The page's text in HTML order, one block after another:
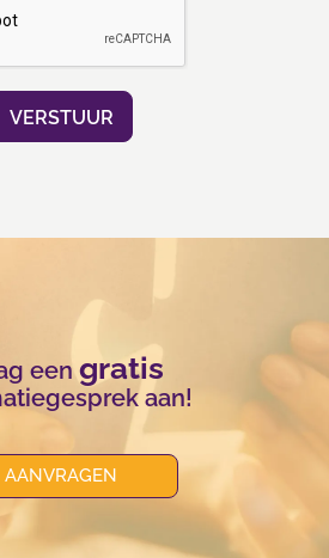
een gratis
aan!
AANVRAGEN